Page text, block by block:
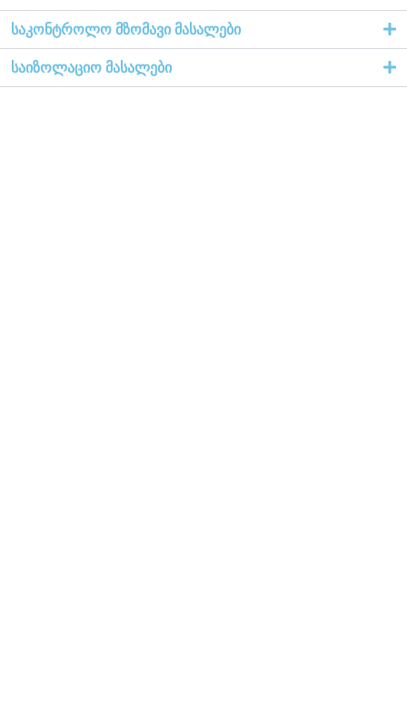
საკონტროლო მზომავი მასალები
საიზოლაციო მასალები